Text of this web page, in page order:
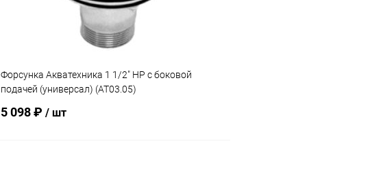
Форсунка Акватехника 1 1/2" НР с боковой
подачей (универсал) (AT03.05)
5 098 ₽ / шт